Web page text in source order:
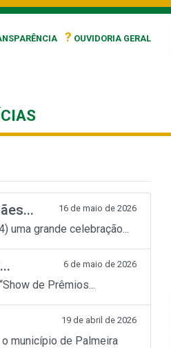
? OUVIDORIA GERAL
16 de maio de 2026
uma grande celebração...
6 de maio de 2026
de Prêmios...
19 de abril de 2026
município de Palmeira